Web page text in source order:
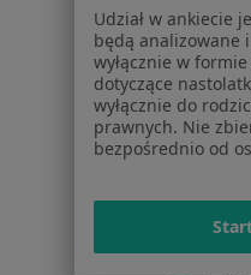
Dla
Dla
Noa
Centrum
Kontakt
Udział w ankiecie
będą analizowane
wyłącznie w
dotyczące
wyłącznie do
prawnych. Nie
bezpośrednio od